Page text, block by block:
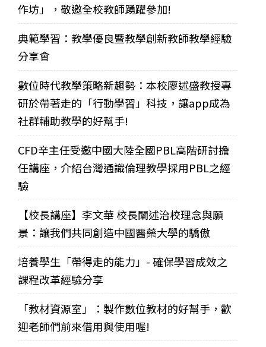
作坊」，敬邀全校教師踴躍參加!
典範學習：教學優良暨教學創新教師教學經驗
分享會
數位時代教學策略新趨勢：本校廖述盛教授專
研於帶著走的「行動學習」科技，讓app成為
社群輔助教學的好幫手!
CFD辛主任受邀中國大陸全國PBL高階研討擔
任講座，介紹台灣通識倫理教學採用PBL之經
驗
【校長講座】李文華 校長闡述治校理念與願
景：讓我們共同創造中國醫藥大學的驕傲
培養學生「帶得走的能力」- 確保學習成效之
課程改革經驗分享
「教材資源室」：製作數位教材的好幫手，歡
迎老師們前來借用與使用喔!